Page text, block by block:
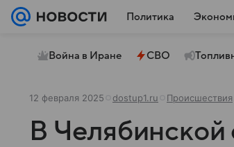
Политика
Война в Иране СВО
12 февраля 2025 dostup1.ru Происшествия
В